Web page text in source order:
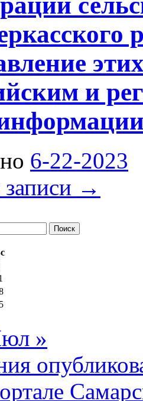
и
6-22-2023
→
»